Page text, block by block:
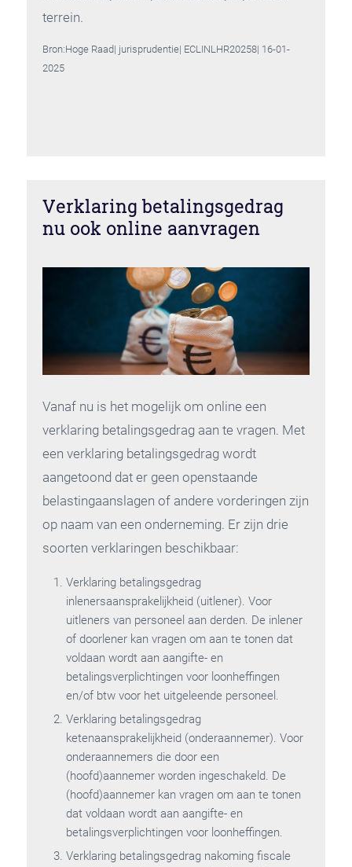
terrein.
Bron:Hoge Raad| jurisprudentie| ECLINLHR20258| 16-01-
2025
Verklaring betalingsgedrag
nu ook online aanvragen
Vanaf nu is het mogelijk om online een
verklaring betalingsgedrag aan te vragen. Met
een verklaring betalingsgedrag wordt
aangetoond dat er geen openstaande
belastingaanslagen of andere vorderingen zijn
op naam van een onderneming. Er zijn drie
soorten verklaringen beschikbaar:
Verklaring betalingsgedrag
inlenersaansprakelijkheid (uitlener). Voor
uitleners van personeel aan derden. De inlener
of doorlener kan vragen om aan te tonen dat
voldaan wordt aan aangifte- en
betalingsverplichtingen voor loonheffingen
en/of btw voor het uitgeleende personeel.
Verklaring betalingsgedrag
ketenaansprakelijkheid (onderaannemer). Voor
onderaannemers die door een
(hoofd)aannemer worden ingeschakeld. De
(hoofd)aannemer kan vragen om aan te tonen
dat voldaan wordt aan aangifte- en
betalingsverplichtingen voor loonheffingen.
Verklaring betalingsgedrag nakoming fiscale